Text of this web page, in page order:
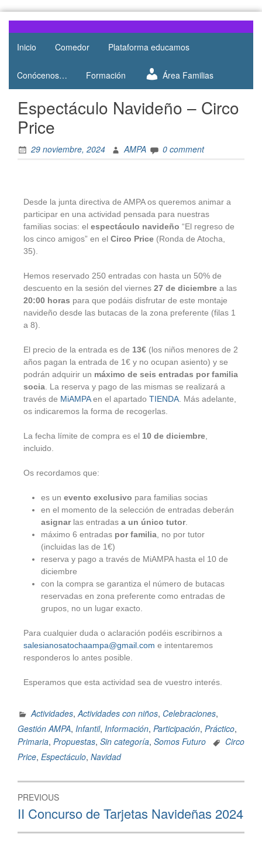
AMPA
Salesianos
Atocha
AMPA del
Colegio
de Atocha
Inicio Comedor Plataforma educamos
Conócenos… Formación Área Familias
Espectáculo Navideño – Circo
Price
29 noviembre, 2024 AMPA 0 comment
Desde la junta directiva de AMPA os queremos animar a
participar en una actividad pensada para nuestras
familias socias: el espectáculo navideño “El regreso de
los cinco amigos” en el Circo Price (Ronda de Atocha,
35).
Hemos reservado 250 entradas con hasta un 50% de
descuento en la sesión del viernes 27 de diciembre a las
20:00 horas para que podáis disfrutar de este montaje
navideño desde las butacas de la zona preferente (filas 1
a 8).
El precio de la entrada es de 13€ (los niños menores de 2
años pagan la entrada de 1€ y no ocupan asiento) y se
podrán adquirir un máximo de seis entradas por familia
socia . La reserva y pago de las mismas se realizará a
través de MiAMPAen el apartado TIENDA . Más adelante,
os indicaremos la forma de recogerlas.
La fecha límite de compra es el 10 de diciembre
incluido.
Os recordamos que:
es un evento exclusivo para familias socias
en el momento de la selección de entradas deberán
asignarlas entradas a un único tutor.
máximo 6 entradas por familia , no por tutor
(incluidas las de 1€)
reserva y pago a través de MiAMPA hasta el 10 de
diciembre
con la compra se garantiza el número de butacas
reservadas en zona preferente como entradas de
grupos, no un lugar exacto.
Para cualquier duda o aclaración podéis escribirnos a
salesianosatochaampa@gmail.com e intentaremos
responderos lo antes posible.
Esperamos que esta actividad sea de vuestro interés.
Actividades,Actividades con niños, Celebraciones,
Gestión AMPA, Infantil, Información, Participación, Práctico,
Primaria, Propuestas, Sin categoría, Somos Futuro
Circo
Price, Espectáculo, Navidad
PREVIOUS
II Concurso de Tarjetas Navideñas 2024